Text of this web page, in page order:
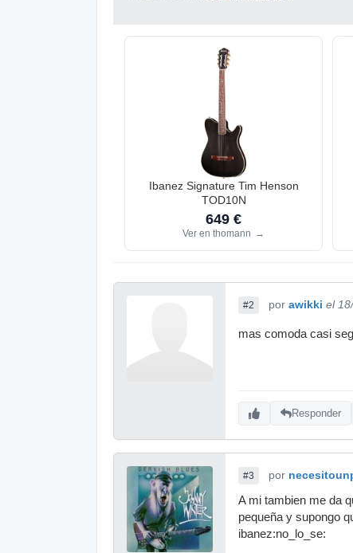
Ibanez Signature Tim Henson
TOD10N
649 €
Ver en thomann →
#2 por awikki el
mas comoda casi
Responder
#3 por
A mi tambien me da
pequeña y supongo
ibanez:no_lo_se: